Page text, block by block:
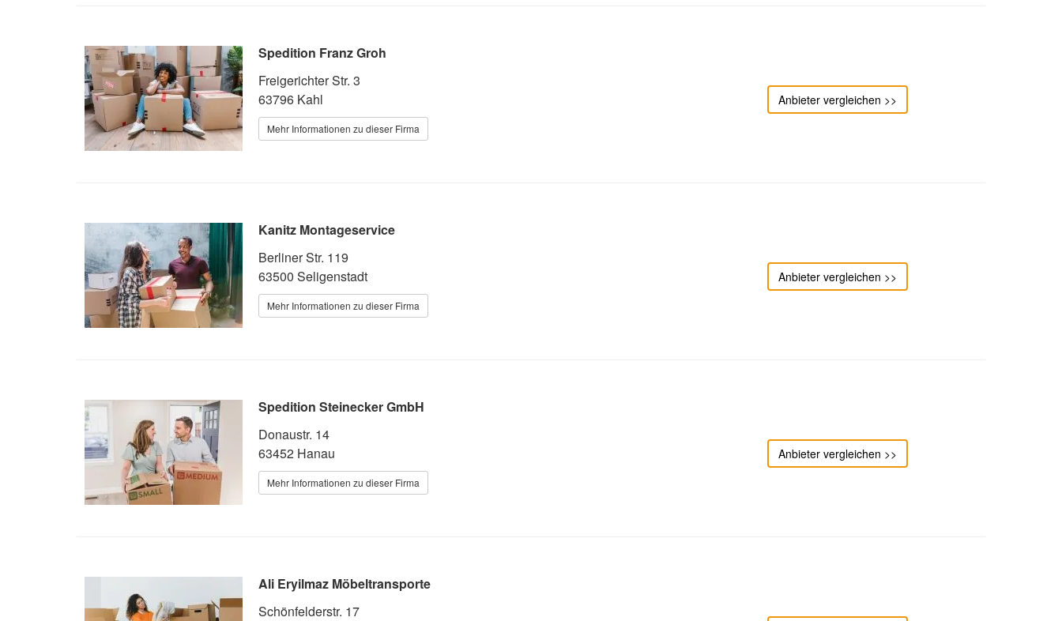
Spedition Franz Groh
Freigerichter Str. 3
63796 Kahl
Mehr Informationen zu dieser Firma
Anbieter vergleichen >>
Kanitz Montageservice
Berliner Str. 119
63500 Seligenstadt
Mehr Informationen zu dieser Firma
Anbieter vergleichen >>
Spedition Steinecker GmbH
Donaustr. 14
63452 Hanau
Mehr Informationen zu dieser Firma
Anbieter vergleichen >>
Ali Eryilmaz Möbeltransporte
Schönfelderstr. 17